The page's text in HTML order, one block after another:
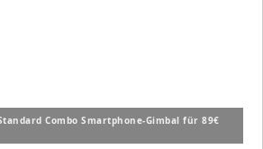
Combo Smartphone-Gimbal für 89€